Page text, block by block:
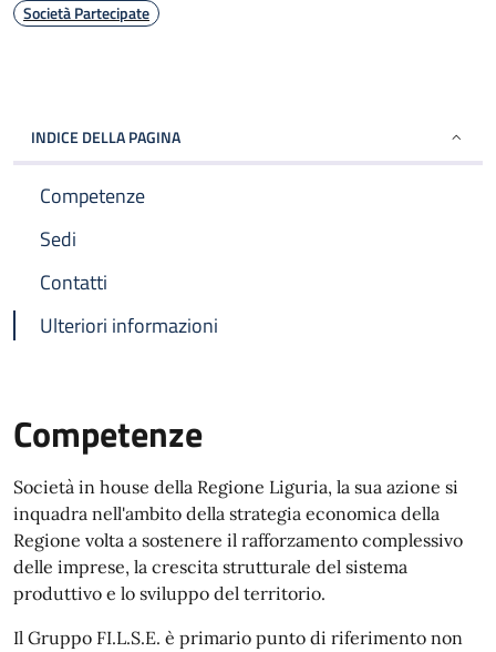
Società Partecipate
INDICE DELLA PAGINA
Competenze
Sedi
Contatti
Ulteriori informazioni
Competenze
Società in house della Regione Liguria, la sua azione si
inquadra nell'ambito della strategia economica della
Regione volta a sostenere il rafforzamento complessivo
delle imprese, la crescita strutturale del sistema
produttivo e lo sviluppo del territorio.
Il Gruppo FI.L.S.E. è primario punto di riferimento non